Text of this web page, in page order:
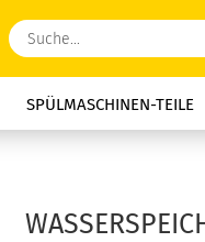
SPÜLMASCHINEN-TEILE
TEILE